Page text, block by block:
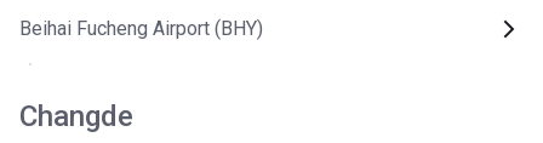
Beihai Fucheng Airport (BHY)
Changde